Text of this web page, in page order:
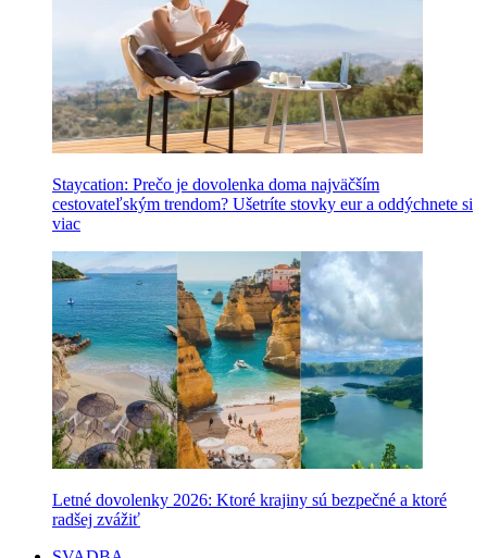
Staycation: Prečo je dovolenka doma najväčším
cestovateľským trendom? Ušetríte stovky eur a oddýchnete si
viac
Letné dovolenky 2026: Ktoré krajiny sú bezpečné a ktoré
radšej zvážiť